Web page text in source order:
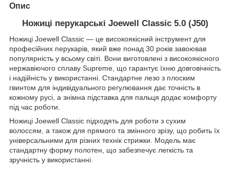
Опис
Ножиці перукарські Joewell Classic 5.0 (J50)
Ножиці Joewell Classic — це високоякісний інструмент для
професійних перукарів, який вже понад 30 років завоював
популярність у всьому світі. Вони виготовлені з високоякісного
нержавіючого сплаву Supreme, що гарантує їхню довговічність
і надійність у використанні. Стандартне лезо з плоским
гвинтом для індивідуального регулювання дає точність в
кожному русі, а знімна підставка для пальця додає комфорту
під час роботи.
Ножиці Joewell Classic підходять для роботи з сухим
волоссям, а також для прямого та змінного зрізу, що робить їх
універсальними для різних технік стрижки. Модель має
стандартну форму полотен, що забезпечує легкість та
зручність у використанні.